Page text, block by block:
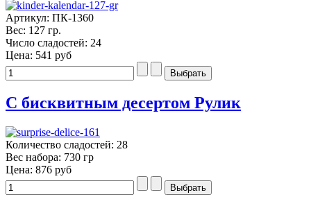
Артикул: ПК-1360
Вес: 127 гр.
Число сладостей: 24
Цена: 541 руб
С бисквитным десертом Рулик
Количество сладостей: 28
Вес набора: 730 гр
Цена: 876 руб